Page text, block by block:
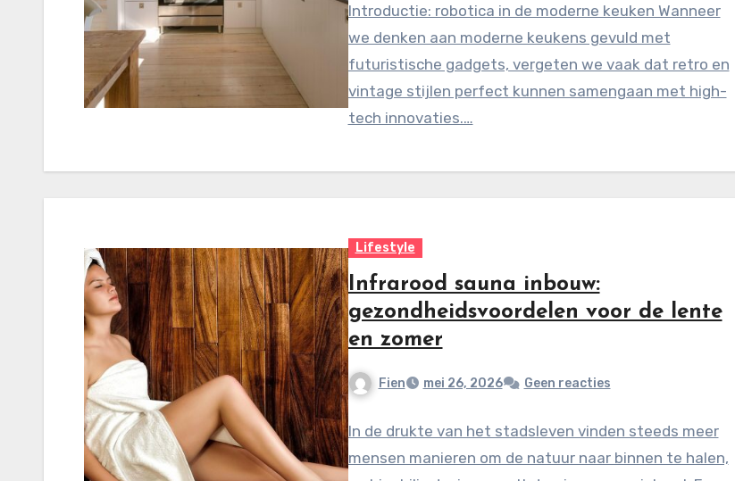
Introductie: robotica in de moderne keuken Wanneer
we denken aan moderne keukens gevuld met
futuristische gadgets, vergeten we vaak dat retro en
vintage stijlen perfect kunnen samengaan met high-
tech innovaties.…
Lifestyle
Infrarood sauna inbouw:
gezondheidsvoordelen voor de lente
en zomer
Fien mei 26, 2026 Geen reacties
In de drukte van het stadsleven vinden steeds meer
mensen manieren om de natuur naar binnen te halen,